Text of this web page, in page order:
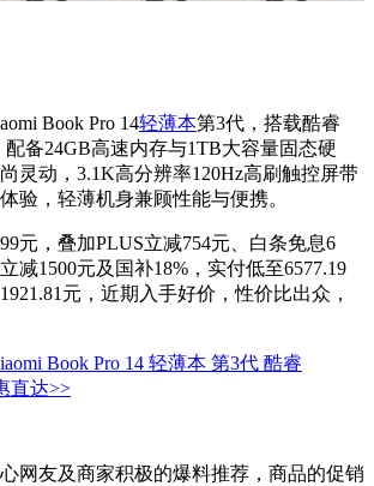
Book Pro 14轻薄本第3代，搭载酷睿
配备24GB高速内存与1TB大容量固态硬
灵动，3.1K高分辨率120Hz高刷触控屏带
验，轻薄机身兼顾性能与便携。
元，叠加PLUS立减754元、白条免息6
减1500元及国补18%，实付低至6577.19
元，近期入手好价，性价比出众，
Book Pro 14 轻薄本 第3代 酷睿
直达>>
网友及商家积极的爆料推荐，商品的促销